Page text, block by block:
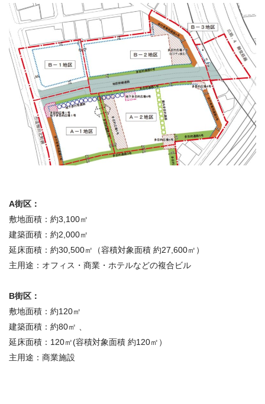
A街区：
敷地面積：約3,100㎡
建築面積：約2,000㎡
延床面積：約30,500㎡（容積対象面積 約27,600㎡）
主用途：オフィス・商業・ホテルなどの複合ビル
B街区：
敷地面積：約120㎡
建築面積：約80㎡ 、
延床面積：120㎡(容積対象面積 約120㎡）
主用途：商業施設